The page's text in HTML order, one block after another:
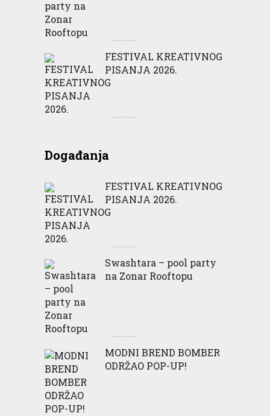
FESTIVAL KREATIVNOG
PISANJA 2026.
Događanja
FESTIVAL KREATIVNOG
PISANJA 2026.
Swashtara – pool party
na Zonar Rooftopu
MODNI BREND BOMBER
ODRŽAO POP-UP!